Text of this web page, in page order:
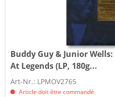
Buddy Guy & Junior Wells:
At Legends (LP, 180g...
Art-Nr.: LPMOV2765
Article doit être commandé